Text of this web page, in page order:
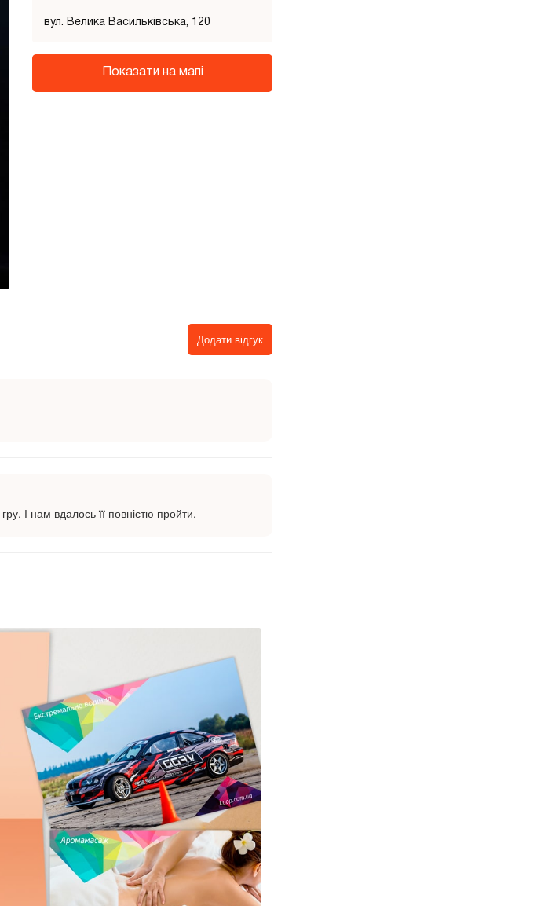
вул. Велика Васильківська, 120
Показати на мапі
Додати відгук
І нам вдалось її повністю пройти.